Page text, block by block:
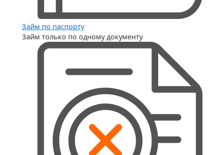
Займ по паспорту
Займ только по одному документу